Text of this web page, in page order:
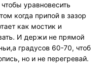
уравновесить
когда припой в зазор
как мостик и
И держи не прямой
градусов 60-70, чтоб
но и не перегревай.